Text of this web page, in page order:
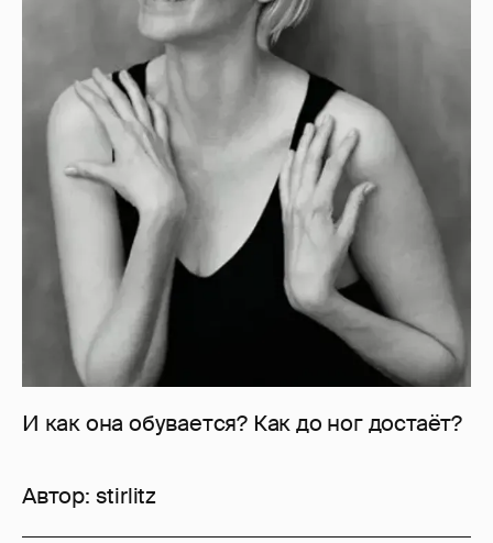
И как она обувается? Как до ног достаёт?
Автор: stirlitz